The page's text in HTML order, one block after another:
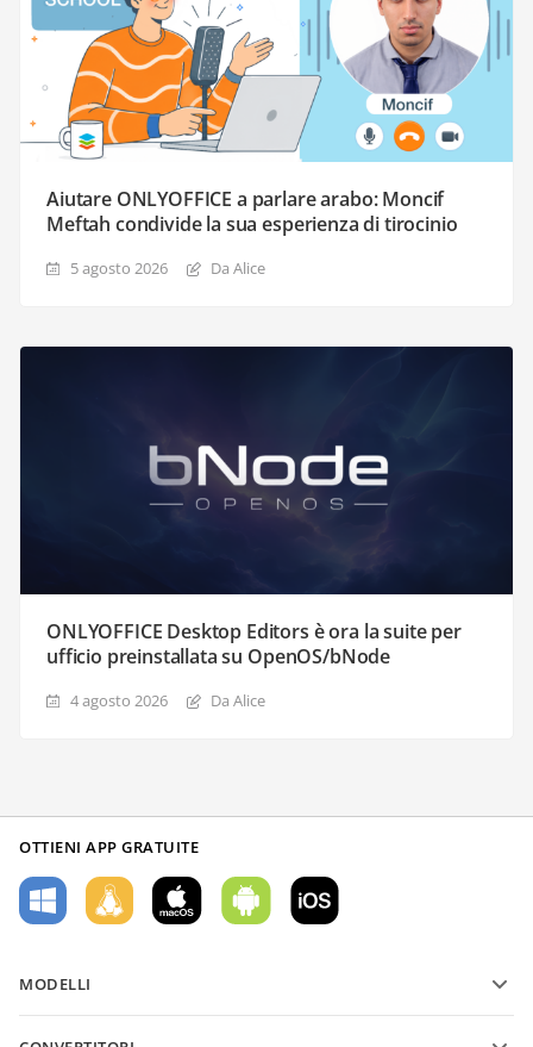
Aiutare ONLYOFFICE a parlare arabo: Moncif
Meftah condivide la sua esperienza di tirocinio
5 agosto 2026 Da Alice
ONLYOFFICE Desktop Editors è ora la suite per
ufficio preinstallata su OpenOS/bNode
4 agosto 2026 Da Alice
OTTIENI APP GRATUITE
MODELLI